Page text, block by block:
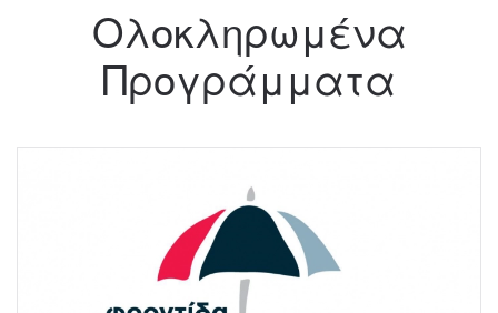
Ολοκληρωμένα
Προγράμματα